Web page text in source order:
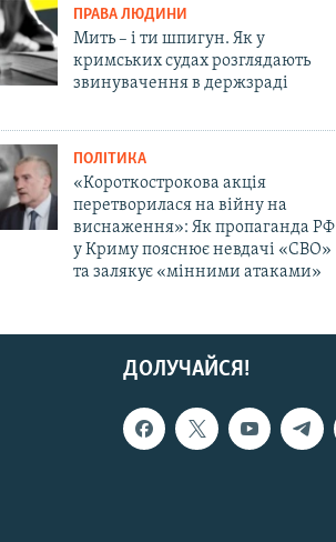
ПРАВА ЛЮДИНИ
Мить – і ти шпигун. Як у
кримських судах розглядають
звинувачення в держзраді
ПОЛІТИКА
«Короткострокова акція
перетворилася на війну на
виснаження»: Як пропаганда РФ
у Криму пояснює невдачі «СВО»
та залякує «мінними атаками»
ДОЛУЧАЙСЯ!